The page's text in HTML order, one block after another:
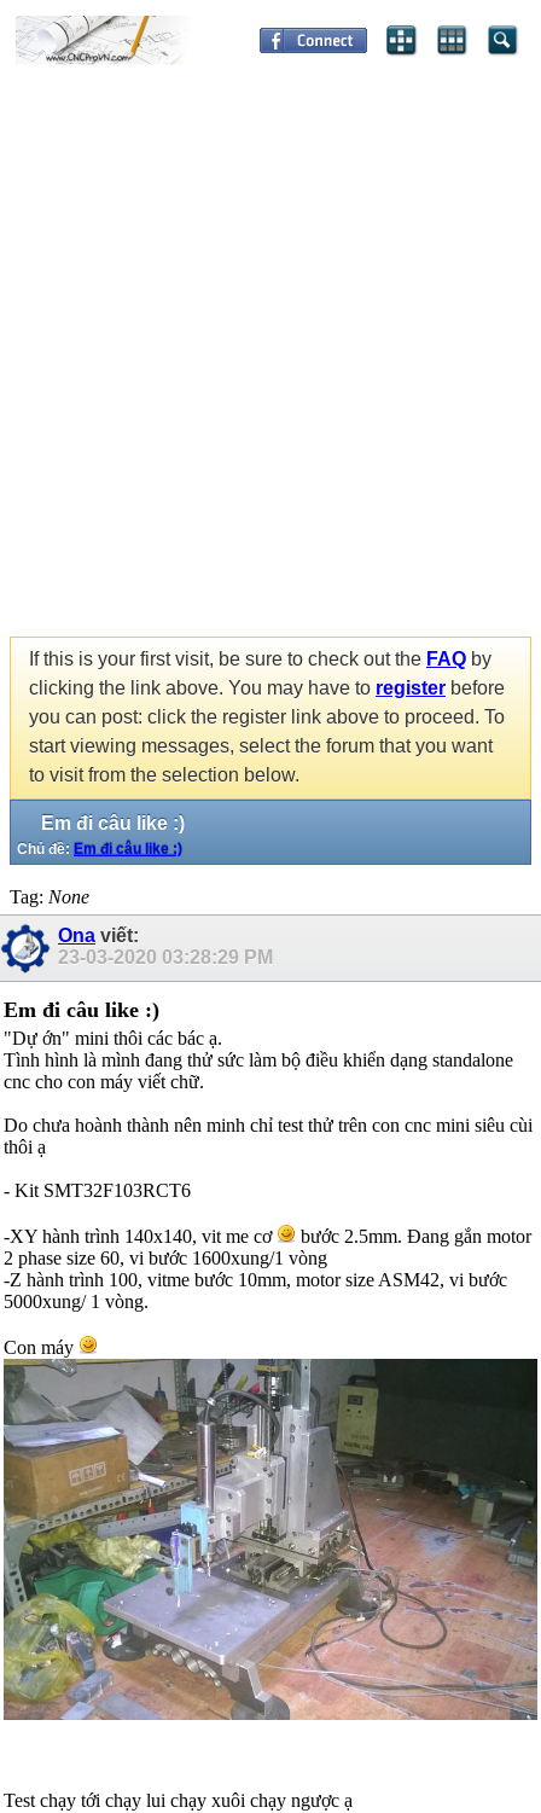
If this is your first visit, be sure to check out the FAQ by
clicking the link above. You may have to register before
you can post: click the register link above to proceed. To
start viewing messages, select the forum that you want
to visit from the selection below.
Em đi câu like :)
Chủ đề: Em đi câu like :)
Tag: None
Ona viết:
23-03-2020 03:28:29 PM
Em đi câu like :)
"Dự ớn" mini thôi các bác ạ.
Tình hình là mình đang thử sức làm bộ điều khiển dạng standalone
cnc cho con máy viết chữ.
Do chưa hoành thành nên minh chỉ test thử trên con cnc mini siêu cùi
thôi ạ
- Kit SMT32F103RCT6
-XY hành trình 140x140, vit me cơ
bước 2.5mm. Đang gắn motor
2 phase size 60, vi bước 1600xung/1 vòng
-Z hành trình 100, vitme bước 10mm, motor size ASM42, vi bước
5000xung/ 1 vòng.
Con máy
Test chạy tới chạy lui chạy xuôi chạy ngược ạ